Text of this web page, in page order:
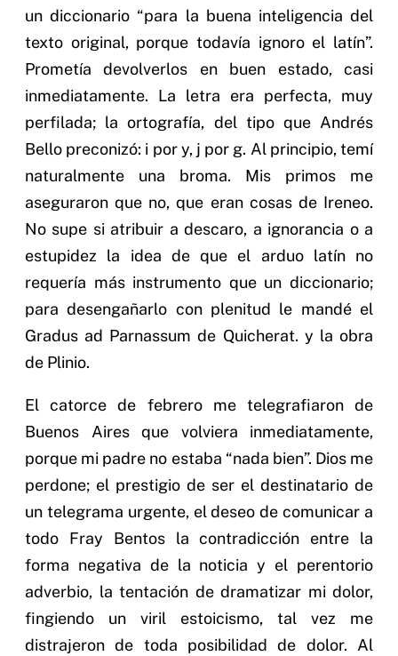
un diccionario “para la buena inteligencia del
texto original, porque todavía ignoro el latín”.
Prometía devolverlos en buen estado, casi
inmediatamente. La letra era perfecta, muy
perfilada; la ortografía, del tipo que Andrés
Bello preconizó: i por y, j por g. Al principio, temí
naturalmente una broma. Mis primos me
aseguraron que no, que eran cosas de Ireneo.
No supe si atribuir a descaro, a ignorancia o a
estupidez la idea de que el arduo latín no
requería más instrumento que un diccionario;
para desengañarlo con plenitud le mandé el
Gradus ad Parnassum de Quicherat. y la obra
de Plinio.
El catorce de febrero me telegrafiaron de
Buenos Aires que volviera inmediatamente,
porque mi padre no estaba “nada bien”. Dios me
perdone; el prestigio de ser el destinatario de
un telegrama urgente, el deseo de comunicar a
todo Fray Bentos la contradicción entre la
forma negativa de la noticia y el perentorio
adverbio, la tentación de dramatizar mi dolor,
fingiendo un viril estoicismo, tal vez me
distrajeron de toda posibilidad de dolor. Al